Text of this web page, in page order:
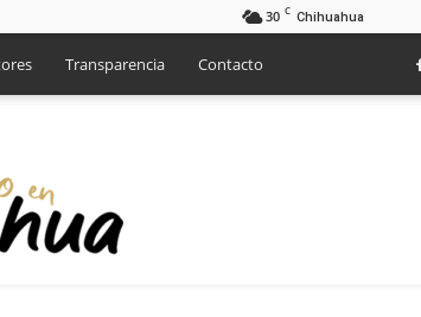
30 C Chihuahua
Transparencia Contacto